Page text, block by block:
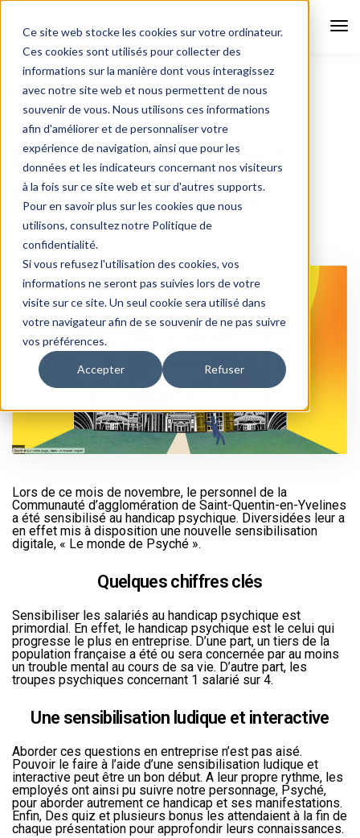
Ce site web stocke les cookies sur votre ordinateur.
Ces cookies sont utilisés pour collecter des
informations sur la manière dont vous interagissez
avec notre site web et nous permettent de nous
souvenir de vous. Nous utilisons ces informations
afin d'améliorer et de personnaliser votre
expérience de navigation, ainsi que pour les
données et les indicateurs concernant nos visiteurs
à la fois sur ce site web et sur d'autres supports.
Pour en savoir plus sur les cookies que nous
utilisons, consultez notre Politique de
confidentialité.
Si vous refusez l'utilisation des cookies, vos
informations ne seront pas suivies lors de votre
visite sur ce site. Un seul cookie sera utilisé dans
votre navigateur afin de se souvenir de ne pas suivre
vos préférences.
Accepter Refuser
Diversidées Blog
Psyché s’invite à Saint-
Psyché s’invite à Saint-
Quentin-en-Yvelines
29 novembre 2016 Blog
Lors de ce mois de novembre, le personnel de la
Communauté d’agglomération de Saint-Quentin-en-Yvelines
a été sensibilisé au handicap psychique. Diversidées leur a
en effet mis à disposition une nouvelle sensibilisation
digitale, « Le monde de Psyché ».
Quelques chiffres clés
Sensibiliser les salariés au handicap psychique est
primordial. En effet, le handicap psychique est le celui qui
progresse le plus en entreprise. D’une part, un tiers de la
population française a été ou sera concernée par au moins
un trouble mental au cours de sa vie. D’autre part, les
troupes psychiques concernant 1 salarié sur 4.
Une sensibilisation ludique et interactive
Aborder ces questions en entreprise n’est pas aisé.
Pouvoir le faire à l’aide d’une sensibilisation ludique et
interactive peut être un bon début. A leur propre rythme, les
employés ont ainsi pu suivre notre personnage, Psyché,
pour aborder autrement ce handicap et ses manifestations.
Enfin, Des quiz et plusieurs bonus les attendaient à la fin de
chaque présentation pour approfondir leurs connaissances.